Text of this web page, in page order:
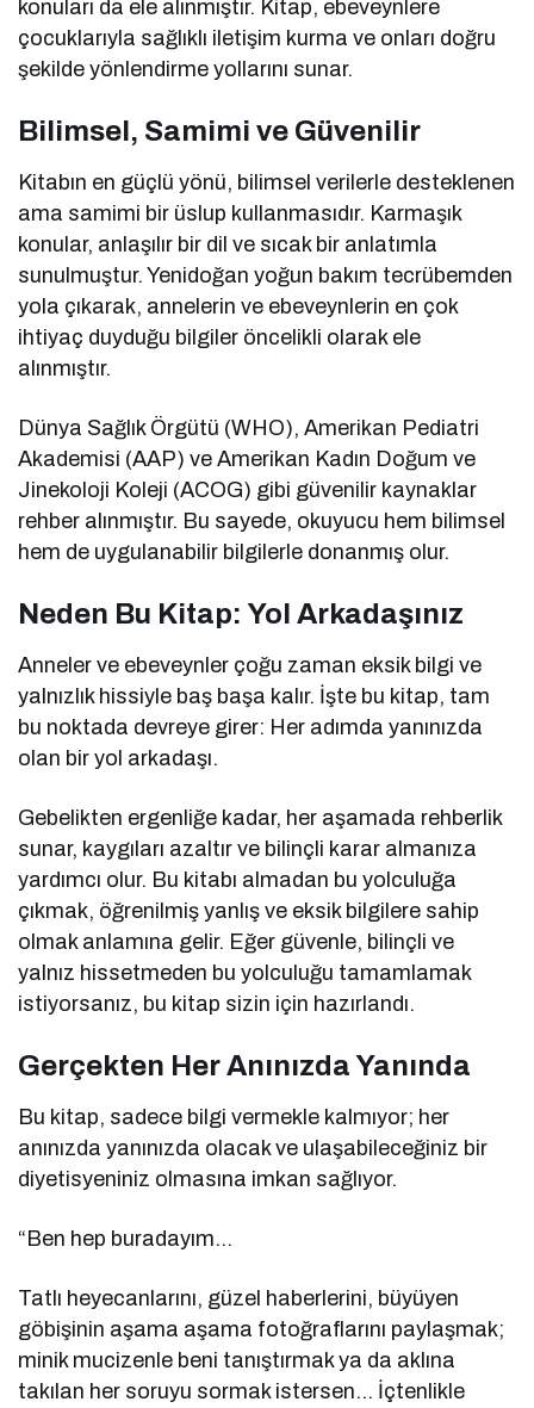
konuları da ele alınmıştır. Kitap, ebeveynlere
çocuklarıyla sağlıklı iletişim kurma ve onları doğru
şekilde yönlendirme yollarını sunar.
Bilimsel, Samimi ve Güvenilir
Kitabın en güçlü yönü, bilimsel verilerle desteklenen
ama samimi bir üslup kullanmasıdır. Karmaşık
konular, anlaşılır bir dil ve sıcak bir anlatımla
sunulmuştur. Yenidoğan yoğun bakım tecrübemden
yola çıkarak, annelerin ve ebeveynlerin en çok
ihtiyaç duyduğu bilgiler öncelikli olarak ele
alınmıştır.
Dünya Sağlık Örgütü (WHO), Amerikan Pediatri
Akademisi (AAP) ve Amerikan Kadın Doğum ve
Jinekoloji Koleji (ACOG) gibi güvenilir kaynaklar
rehber alınmıştır. Bu sayede, okuyucu hem bilimsel
hem de uygulanabilir bilgilerle donanmış olur.
Neden Bu Kitap: Yol Arkadaşınız
Anneler ve ebeveynler çoğu zaman eksik bilgi ve
yalnızlık hissiyle baş başa kalır. İşte bu kitap, tam
bu noktada devreye girer: Her adımda yanınızda
olan bir yol arkadaşı.
Gebelikten ergenliğe kadar, her aşamada rehberlik
sunar, kaygıları azaltır ve bilinçli karar almanıza
yardımcı olur. Bu kitabı almadan bu yolculuğa
çıkmak, öğrenilmiş yanlış ve eksik bilgilere sahip
olmak anlamına gelir. Eğer güvenle, bilinçli ve
yalnız hissetmeden bu yolculuğu tamamlamak
istiyorsanız, bu kitap sizin için hazırlandı.
Gerçekten Her Anınızda Yanında
Bu kitap, sadece bilgi vermekle kalmıyor; her
anınızda yanınızda olacak ve ulaşabileceğiniz bir
diyetisyeniniz olmasına imkan sağlıyor.
“Ben hep buradayım…
Tatlı heyecanlarını, güzel haberlerini, büyüyen
göbişinin aşama aşama fotoğraflarını paylaşmak;
minik mucizenle beni tanıştırmak ya da aklına
takılan her soruyu sormak istersen… İçtenlikle